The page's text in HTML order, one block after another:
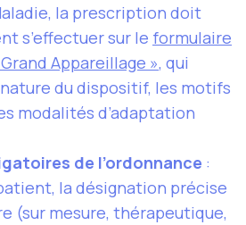
la prescription doit
s’effectuer sur le formulaire
Appareillage », qui
du dispositif, les motifs
modalités d’adaptation
de l’ordonnance :
la désignation précise
(sur mesure, thérapeutique,